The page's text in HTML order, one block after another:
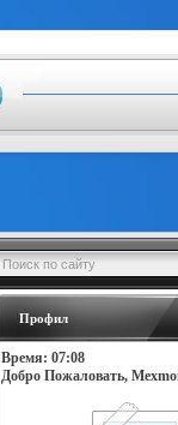
Профил
Время: 07:08
Добро Пожаловать,